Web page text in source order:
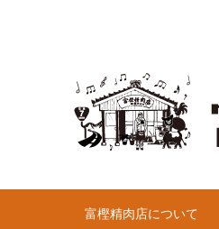
富樫精肉店について